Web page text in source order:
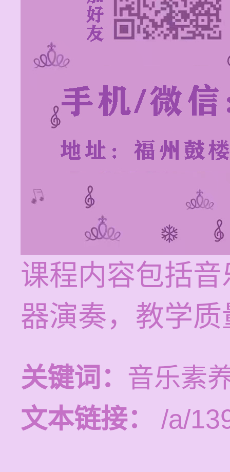
课程内容包括
器演奏，教学
关键词： 音乐素
文本链接：
/a/